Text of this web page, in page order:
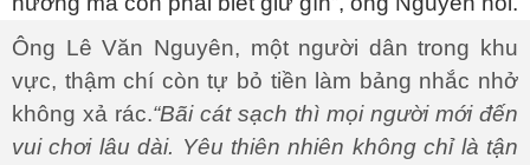
Ông Lê Văn Nguyên, một người dân trong khu
vực, thậm chí còn tự bỏ tiền làm bảng nhắc nhở
không xả rác.“Bãi cát sạch thì mọi người mới đến
vui chơi lâu dài. Yêu thiên nhiên không chỉ là tận